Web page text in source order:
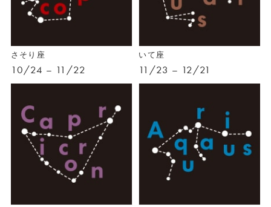
さそり座
10/24 – 11/22
いて座
11/23 – 12/21